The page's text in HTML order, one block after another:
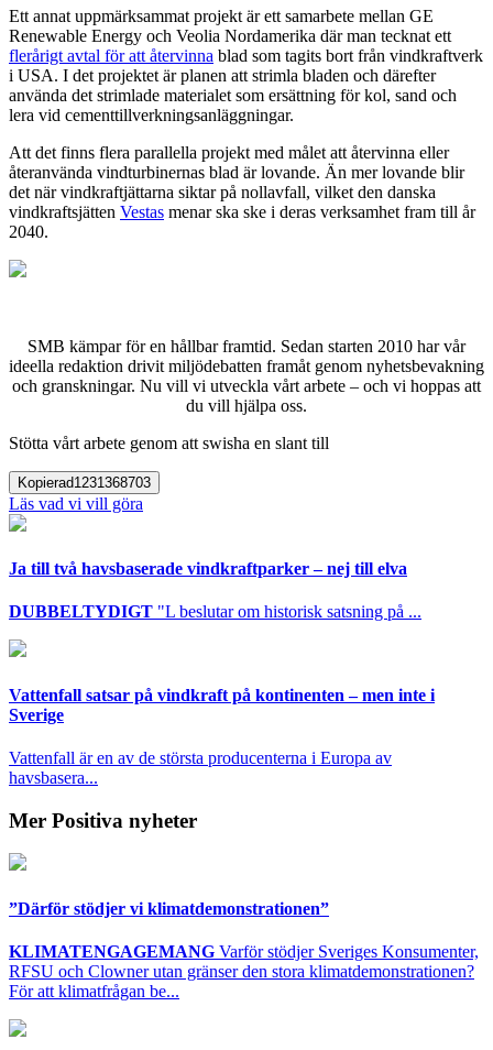
Ett annat uppmärksammat projekt är ett samarbete mellan GE
Renewable Energy och Veolia Nordamerika där man tecknat ett
flerårigt avtal för att återvinna blad som tagits bort från vindkraftverk
i USA. I det projektet är planen att strimla bladen och därefter
använda det strimlade materialet som ersättning för kol, sand och
lera vid cementtillverkningsanläggningar.
Att det finns flera parallella projekt med målet att återvinna eller
återanvända vindturbinernas blad är lovande. Än mer lovande blir
det när vindkraftjättarna siktar på nollavfall, vilket den danska
vindkraftsjätten Vestas menar ska ske i deras verksamhet fram till år
2040.
SMB kämpar för en hållbar framtid. Sedan starten 2010 har vår
ideella redaktion drivit miljödebatten framåt genom nyhetsbevakning
och granskningar. Nu vill vi utveckla vårt arbete – och vi hoppas att
du vill hjälpa oss.
Stötta vårt arbete genom att swisha en slant till
Kopierad1231368703
Läs vad vi vill göra
Ja till två havsbaserade vindkraftparker – nej till elva
DUBBELTYDIGT "L beslutar om historisk satsning på ...
Vattenfall satsar på vindkraft på kontinenten – men inte i
Sverige
Vattenfall är en av de största producenterna i Europa av
havsbasera...
Mer Positiva nyheter
”Därför stödjer vi klimatdemonstrationen”
KLIMATENGAGEMANG Varför stödjer Sveriges Konsumenter,
RFSU och Clowner utan gränser den stora klimatdemonstrationen?
För att klimatfrågan be...